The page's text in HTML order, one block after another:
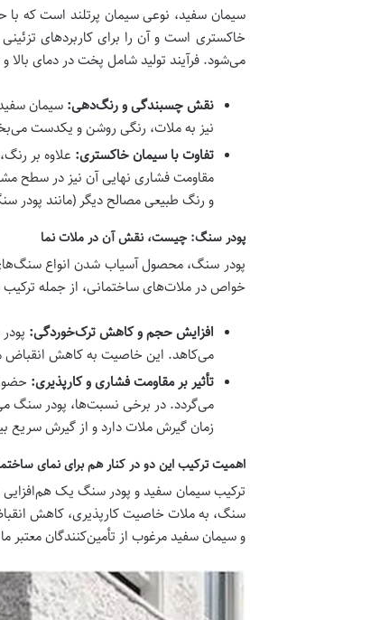
سیمان سفید، نوعی سیمان پرتلند است که با
خاکستری است و آن را برای کاربردهای
می‌شود. فرآیند تولید شامل پخت در دمای
نقش چسبندگی و رنگ‌دهی: سیمان
نیز به ملات، رنگی روشن و یکدست
تفاوت با سیمان خاکستری: علاوه بر
مقاومت فشاری نهایی آن نیز در سطح
و رنگ طبیعی مصالح دیگر (مانند پودر
پودر سنگ: چیست، نقش آن در ملات نما
پودر سنگ، محصول آسیاب شدن انواع سنگ‌های
خواص در ملات‌های ساختمانی، از جمله ترکیب
افزایش حجم و کاهش ترک‌خوردگی:
می‌کاهد. این خاصیت به کاهش
تأثیر بر مقاومت فشاری و کارپذیری:
می‌گردد. در برخی نسبت‌ها، پودر سنگ
زمان گیرش ملات دارد و از گیرش
اهمیت ترکیب این دو در کنار هم برای نمای
ترکیب سیمان سفید و پودر سنگ یک هم‌افزایی
سنگ، به ملات خاصیت کارپذیری، کاهش
و سیمان سفید مرغوب از تأمین‌کنندگان معتبر